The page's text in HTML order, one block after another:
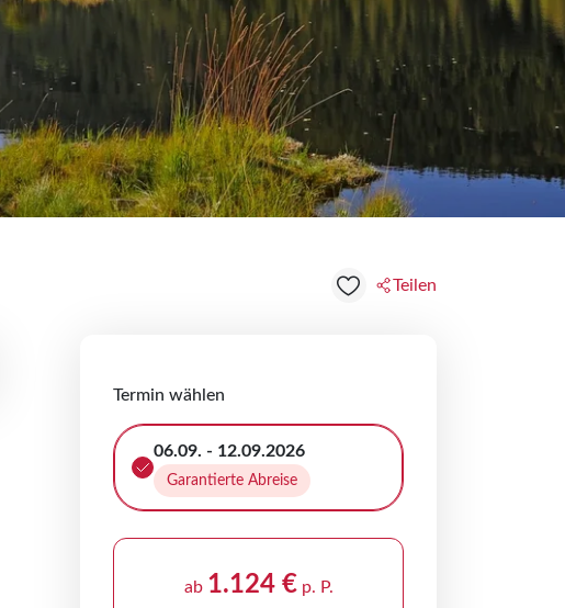
Teilen
Termin wählen
06.09. - 12.09.2026
Garantierte Abreise
ab 1.124 €p. P.